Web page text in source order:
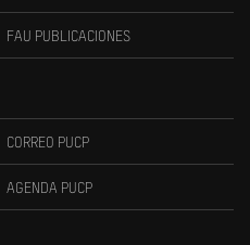
FAU PUBLICACIONES
CORREO PUCP
AGENDA PUCP